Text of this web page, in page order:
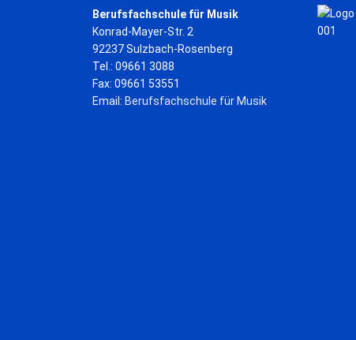
Berufsfachschule für Musik
Konrad-Mayer-Str. 2
92237 Sulzbach-Rosenberg
Tel.: 09661 3088
Fax: 09661 53551
Email: Berufsfachschule für Musik